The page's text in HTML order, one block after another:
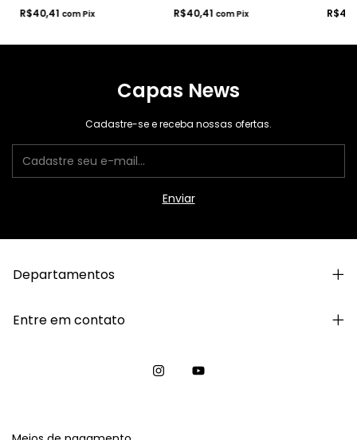
R$40,41 comPix R$40,41 comPix
Capas News
Cadastre-se e receba nossas ofertas.
Departamentos
Entre em contato